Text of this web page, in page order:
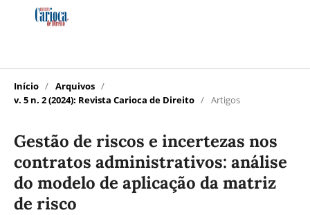
Início / Arquivos /
v. 5 n. 2 (2024): Revista Carioca de Direito / Artigos
Gestão de riscos e incertezas nos
contratos administrativos: análise
do modelo de aplicação da matriz
de risco